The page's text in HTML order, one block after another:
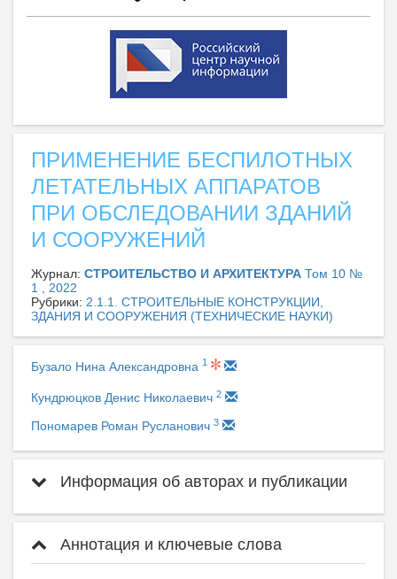
ПРИМЕНЕНИЕ БЕСПИЛОТНЫХ
ЛЕТАТЕЛЬНЫХ АППАРАТОВ
ПРИ ОБСЛЕДОВАНИИ ЗДАНИЙ
И СООРУЖЕНИЙ
Журнал: СТРОИТЕЛЬСТВО И АРХИТЕКТУРА Том 10 №
1 , 2022
Рубрики: 2.1.1. СТРОИТЕЛЬНЫЕ КОНСТРУКЦИИ,
ЗДАНИЯ И СООРУЖЕНИЯ (ТЕХНИЧЕСКИЕ НАУКИ)
Бузало Нина Александровна 1
Кундрюцков Денис Николаевич 2
Пономарев Роман Русланович 3
Информация об авторах и публикации
Аннотация и ключевые слова